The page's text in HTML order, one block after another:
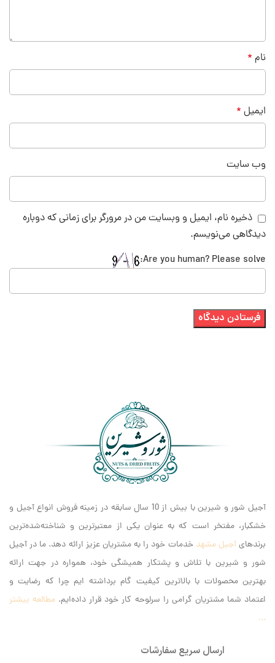
نام *
ایمیل *
وب‌ سایت
ذخیره نام، ایمیل و وبسایت من در مرورگر برای زمانی که دوباره
دیدگاهی می‌نویسم.
Are you human? Please solve:
آجیل شور و شیرین با بیش از 10 سال سابقه در زمینه فروش انواع آجیل و
خشکبار، مفتخر است که به عنوان یکی از معتبرترین و شناخته‌شده‌ترین
برندهایآجیل مشهد خدمات خود را به مشتریان عزیز ارائه دهد. ما در آجیل
شور و شیرین با تلاش و پشتکار همیشگی خود، همواره در جهت ارائه
بهترین محصولات با بالاترین کیفیت گام برداشته ایم‌ چرا که رضایت و
اعتماد شما مشتریان گرامی را سرلوحه کار خود قرار داده‌ایم. مطالعه بیشتر
...
ارسال سریع سفارشات